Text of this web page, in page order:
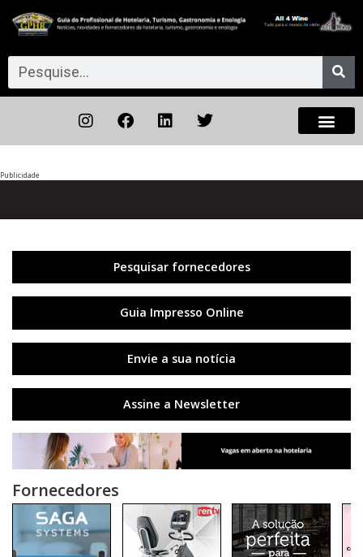
Publicidade
Pesquisar fornecedores
Guia Impresso Online
Envie a sua notícia
Assine a Newsletter
Fornecedores